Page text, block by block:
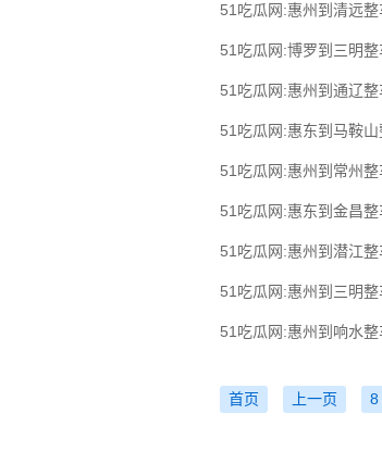
51吃瓜网:惠州到清远
51吃瓜网:博罗到三明
51吃瓜网:惠州到通辽
51吃瓜网:惠东到马鞍
51吃瓜网:惠州到常州
51吃瓜网:惠东到金昌
51吃瓜网:惠州到潜江
51吃瓜网:惠州到三明
51吃瓜网:惠州到响水
首页 上一页 8